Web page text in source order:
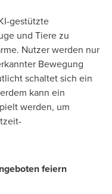
gestützte
und Tiere zu
Nutzer werden nur
Bewegung
schaltet sich ein
kann ein
werden, um
feiern